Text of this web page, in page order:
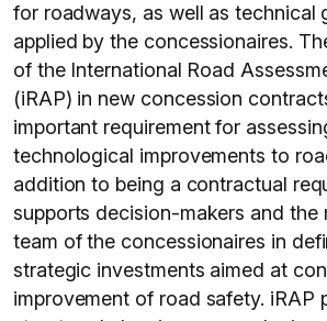
for roadways, as well as technical
applied by the concessionaires.
of the International Road
(iRAP) in new concession
important requirement for
technological improvements to
addition to being a contractual
supports decision-makers and the
team of the concessionaires in
strategic investments aimed at
improvement of road safety. iRAP